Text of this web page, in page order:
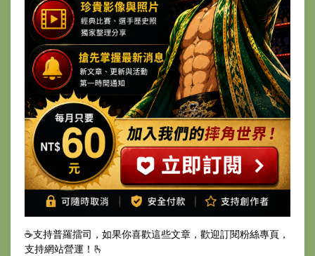
☕️支持普羅擂司，如果你喜歡這些文章，歡迎訂閱粉絲專頁，
支持網站營運！🫰